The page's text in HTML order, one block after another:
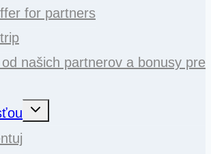
for partners
našich partnerov a bonusy pre
Toggle
child